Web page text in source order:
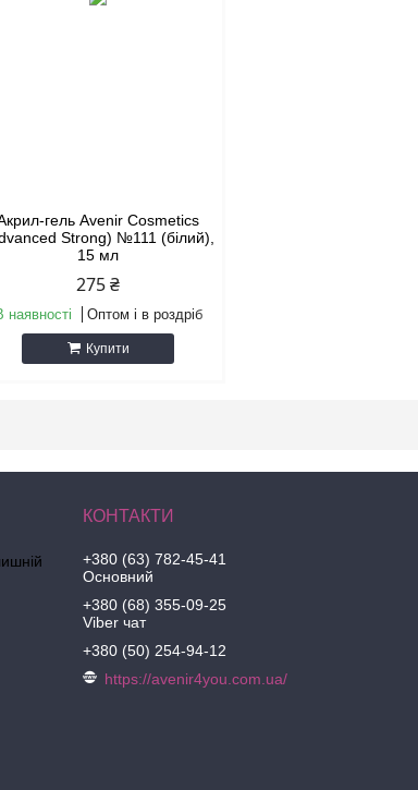
гель Avenir Cosmetics
Strong) №111 (білий),
15 мл
275 ₴
наявності Оптом і в роздріб
Купити
+380 (63) 782-45-41
Основний
+380 (68) 355-09-25
Viber чат
+380 (50) 254-94-12
https://avenir4you.com.ua/